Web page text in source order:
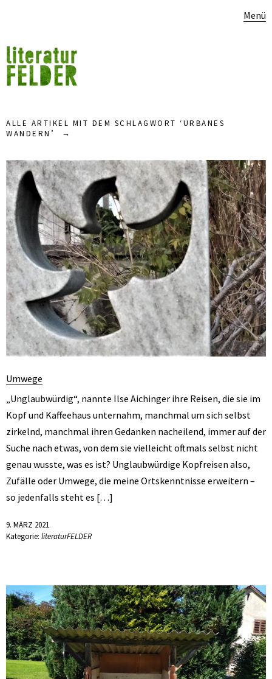
Menü
ALLE ARTIKEL MIT DEM SCHLAGWORT ‘URBANES
WANDERN ’
Umwege
„Unglaubwürdig“, nannte Ilse Aichinger ihre Reisen, die sie im
Kopf und Kaffeehaus unternahm, manchmal um sich selbst
zirkelnd, manchmal ihren Gedanken nacheilend, immer auf der
Suche nach etwas, von dem sie vielleicht oftmals selbst nicht
genau wusste, was es ist? Unglaubwürdige Kopfreisen also,
Zufälle oder Umwege, die meine Ortskenntnisse erweitern –
so jedenfalls steht es […]
9. MÄRZ 2021
Kategorie: literaturFELDER